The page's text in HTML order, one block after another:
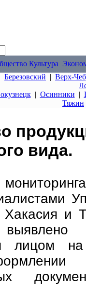
Культура
Березовский | Верх-
| Осинники |
Тяжин
вида.
Хакасия и
лицом